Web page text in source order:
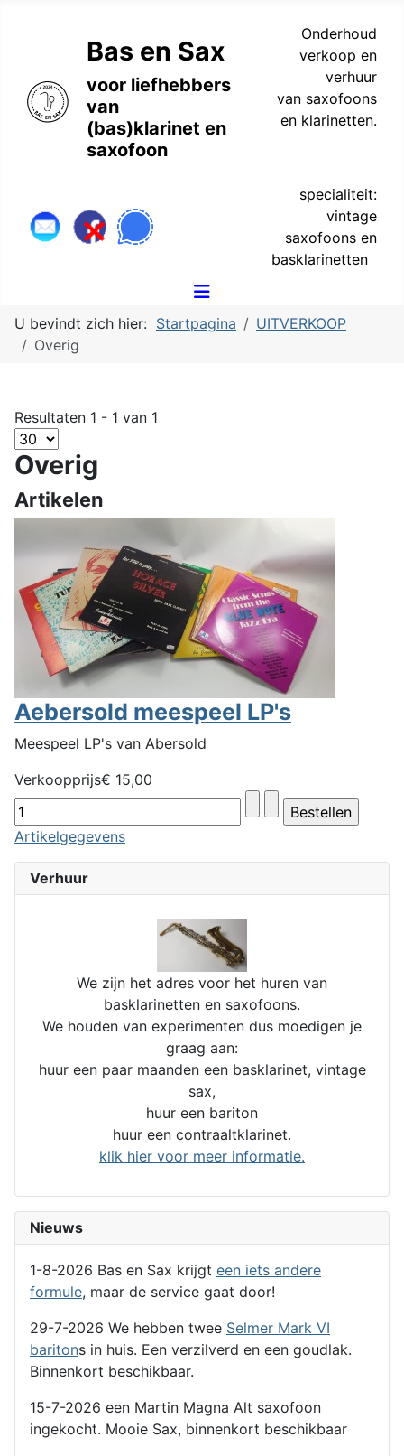
Bas en Sax
voor liefhebbers
van
(bas)klarinet en
saxofoon
Onderhoud
verkoop en
verhuur
van saxofoons
en klarinetten.
specialiteit:
vintage
saxofoons en
basklarinetten
U bevindt zich hier: Startpagina
UITVERKOOP
Overig
Verhuur
We zijn het adres voor het huren van
basklarinetten en saxofoons.
We houden van experimenten dus moedigen je
graag aan:
huur een paar maanden een basklarinet, vintage
sax,
huur een bariton
huur een contraaltklarinet.
klik hier voor meer informatie.
Nieuws
1-8-2026 Bas en Sax krijgt een iets andere
formule, maar de service gaat door!
29-7-2026 We hebben twee Selmer Mark VI
baritons in huis. Een verzilverd en een goudlak.
Binnenkort beschikbaar.
15-7-2026 een Martin Magna Alt saxofoon
ingekocht. Mooie Sax, binnenkort beschikbaar
Resultaten 1 - 1 van 1
Overig
Artikelen
Aebersold meespeel LP's
Meespeel LP's van Abersold
Verkoopprijs€ 15,00
Artikelgegevens